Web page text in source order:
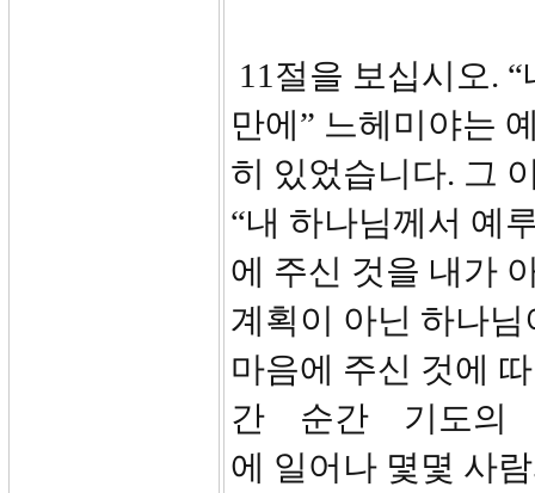
11절을 보십시오.
만에” 느헤미야는
히 있었습니다. 그
“내 하나님께서 예
에 주신 것을 내가
계획이 아닌 하나
마음에 주신 것에
간 순간 기도의
에 일어나 몇몇 사